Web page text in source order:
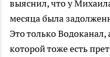
выяснил, что у
месяца была
Это только Водоканал,
которой тоже есть